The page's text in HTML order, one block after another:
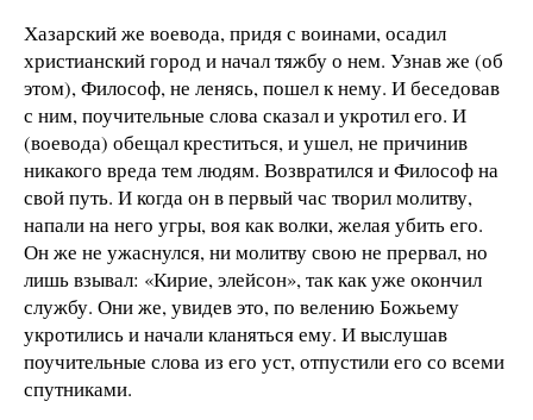
Хазарский же воевода, придя с воинами, осадил
христианский город и начал тяжбу о нем. Узнав же (об
этом), Философ, не ленясь, пошел к нему. И беседовав
с ним, поучительные слова сказал и укротил его. И
(воевода) обещал креститься, и ушел, не причинив
никакого вреда тем людям. Возвратился и Философ на
свой путь. И когда он в первый час творил молитву,
напали на него угры, воя как волки, желая убить его.
Он же не ужаснулся, ни молитву свою не прервал, но
лишь взывал: «Кирие, элейсон», так как уже окончил
службу. Они же, увидев это, по велению Божьему
укротились и начали кланяться ему. И выслушав
поучительные слова из его уст, отпустили его со всеми
спутниками.